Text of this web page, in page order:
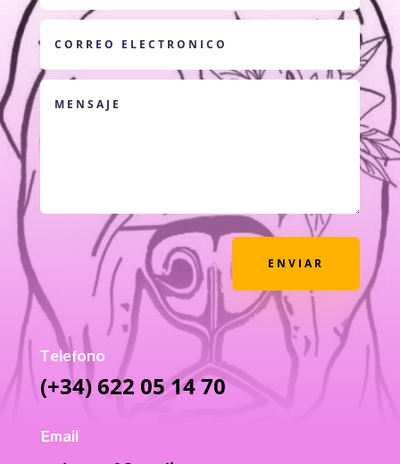
ENVIAR
Telefono
(+34) 622 05 14 70
Email